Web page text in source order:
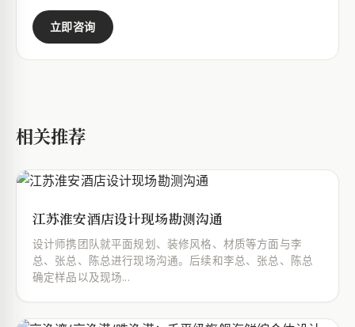
立即咨询
相关推荐
江苏淮安酒店设计现场勘测沟通
设计师携团队就平面规划、装修风格、材质等方面与李
总、张总、陈总进行现场沟通。后续和李总、张总、陈总
确定样品以及现场...